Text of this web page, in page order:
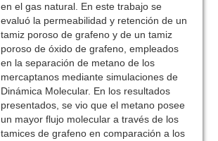
en el gas natural. En este trabajo se
evaluó la permeabilidad y retención de un
tamiz poroso de grafeno y de un tamiz
poroso de óxido de grafeno, empleados
en la separación de metano de los
mercaptanos mediante simulaciones de
Dinámica Molecular. En los resultados
presentados, se vio que el metano posee
un mayor flujo molecular a través de los
tamices de grafeno en comparación a los